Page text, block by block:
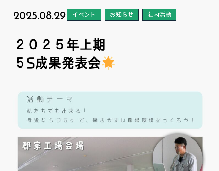
2025.08.29 イベント お知らせ 社内活動
２０２５年上期
５S成果発表会